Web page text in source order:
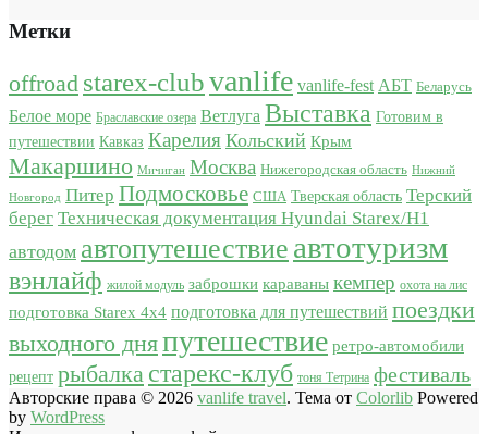
Метки
offroad starex-clubvanlife vanlife-fest АБТ Беларусь
Белое море Браславские озера Ветлуга Выставка Готовим в
путешествии Кавказ Карелия Кольский Крым
Макаршино Мичиган Москва Нижегородская область Нижний
Новгород Питер Подмосковье США Тверская область Терский
берег Техническая документация Hyundai Starex/H1
автодом автопутешествие автотуризм
вэнлайф жилой модуль заброшки караваны кемпер охота на лис
подготовка Starex 4x4 подготовка для путешествий поездки
выходного дняпутешествие ретро-автомобили
рецепт рыбалка старекс-клуб тоня Тетрина фестиваль
Авторские права © 2026 vanlife travel. Тема от Colorlib Powered
by WordPress